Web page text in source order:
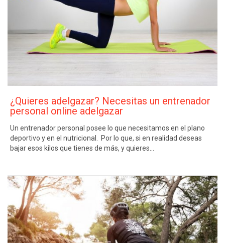
¿Quieres adelgazar? Necesitas un entrenador
personal online adelgazar
Un entrenador personal posee lo que necesitamos en el plano
deportivo y en el nutricional. Por lo que, si en realidad deseas
bajar esos kilos que tienes de más, y quieres…